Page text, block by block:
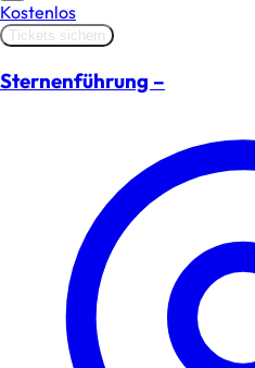
Kostenlos
Tickets sichern
Sternenführung –